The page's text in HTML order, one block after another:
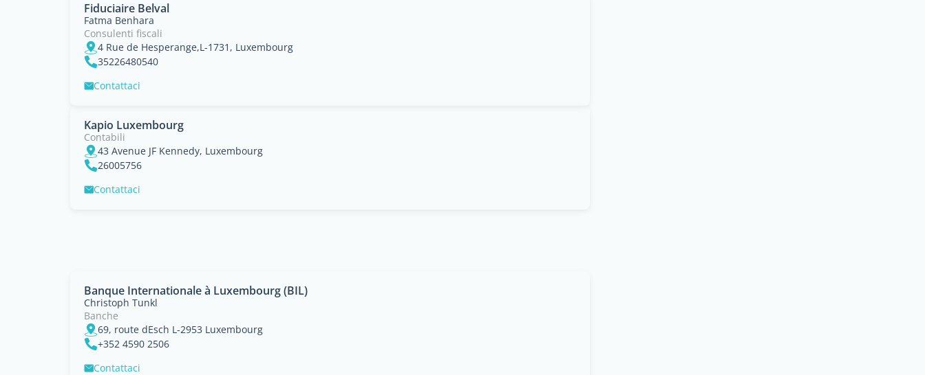
Fiduciaire Belval
Fatma Benhara
Consulenti fiscali
4 Rue de Hesperange,L-1731, Luxembourg
35226480540
Contattaci
Kapio Luxembourg
Contabili
43 Avenue JF Kennedy, Luxembourg
26005756
Contattaci
Banque Internationale à Luxembourg (BIL)
Christoph Tunkl
Banche
69, route dEsch L-2953 Luxembourg
+352 4590 2506
Contattaci